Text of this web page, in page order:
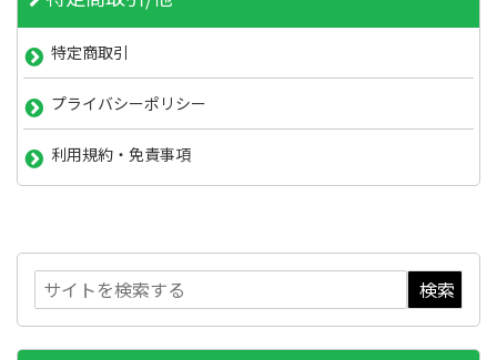
特定商取引
プライバシーポリシー
利用規約・免責事項